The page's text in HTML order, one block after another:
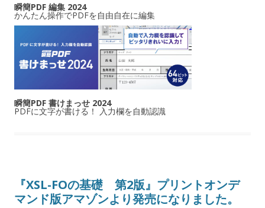
瞬簡PDF 編集 2024
かんたん操作でPDFを自由自在に編集
瞬簡PDF 書けまっせ 2024
PDFに文字が書ける！ 入力欄を自動認識
『XSL-FOの基礎 第2版』プリントオンデ
マンド版アマゾンより発売になりました。